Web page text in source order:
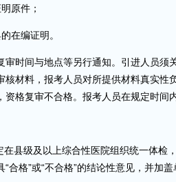
原件；
在编证明。
审时间与地点等另行通知。引进人员须
核材料，报考人员对所提供材料真实性
资格复审不合格。报考人员在规定时间
在县级及以上综合性医院组织统一体检
合格”或“不合格”的结论性意见，并加盖